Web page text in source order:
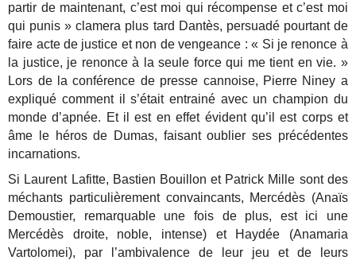
partir de maintenant, c’est moi qui récompense et c’est moi
qui punis » clamera plus tard Dantès, persuadé pourtant de
faire acte de justice et non de vengeance : « Si je renonce à
la justice, je renonce à la seule force qui me tient en vie. »
Lors de la conférence de presse cannoise, Pierre Niney a
expliqué comment il s’était entrainé avec un champion du
monde d’apnée. Et il est en effet évident qu’il est corps et
âme le héros de Dumas, faisant oublier ses précédentes
incarnations.
Si Laurent Lafitte, Bastien Bouillon et Patrick Mille sont des
méchants particulièrement convaincants, Mercédès (Anaïs
Demoustier, remarquable une fois de plus, est ici une
Mercédès droite, noble, intense) et Haydée (Anamaria
Vartolomei), par l’ambivalence de leur jeu et de leurs